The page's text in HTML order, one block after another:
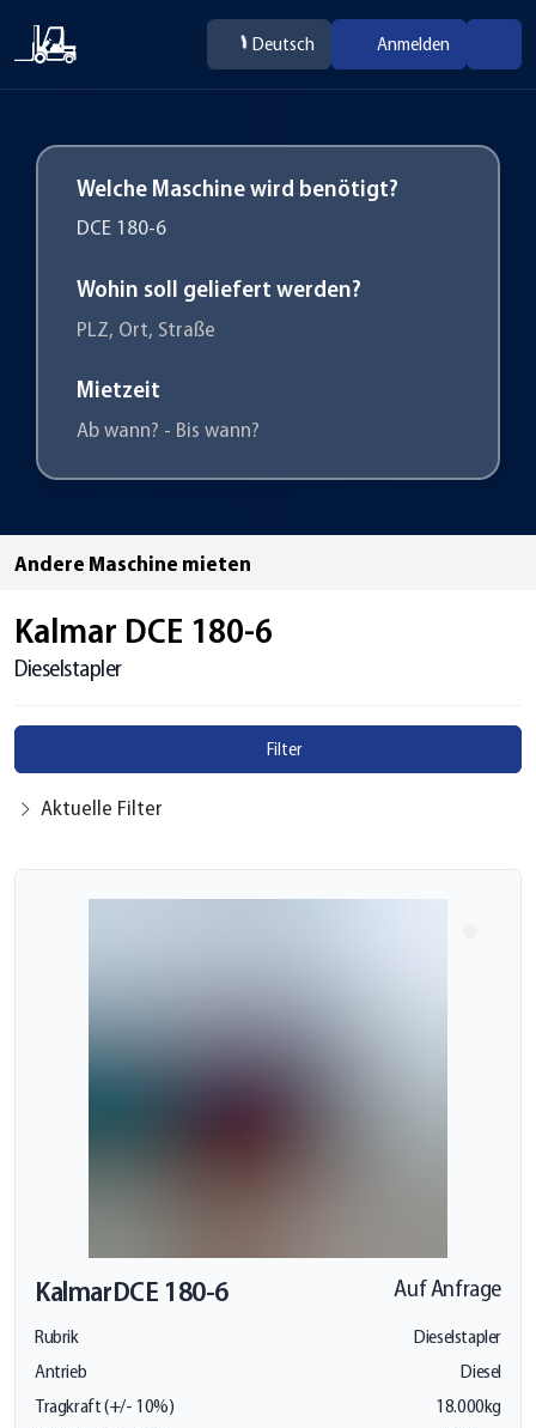
Deutsch Anmelden
Welche Maschine wird benötigt?
Wohin soll geliefert werden?
PLZ, Ort, Straße
Mietzeit
Ab wann? - Bis wann?
Andere Maschine mieten
Kalmar DCE 180-6
Dieselstapler
Filter
Aktuelle Filter
KalmarDCE 180-6 Auf Anfrage
Rubrik
Dieselstapler
Antrieb
Diesel
Tragkraft (+/- 10%)
18.000kg